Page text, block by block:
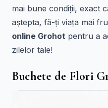
mai bune condiții, exact
aștepta, fă-ți viața mai
online Grohot pentru a
zilelor tale!
Buchete de Flori